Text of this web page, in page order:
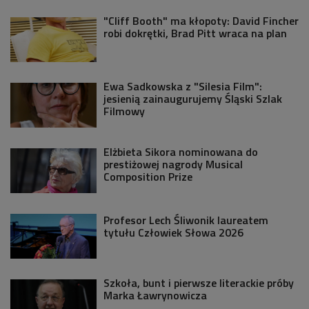
"Cliff Booth" ma kłopoty: David Fincher
robi dokrętki, Brad Pitt wraca na plan
Ewa Sadkowska z "Silesia Film":
jesienią zainaugurujemy Śląski Szlak
Filmowy
Elżbieta Sikora nominowana do
prestiżowej nagrody Musical
Composition Prize
Profesor Lech Śliwonik laureatem
tytułu Człowiek Słowa 2026
Szkoła, bunt i pierwsze literackie próby
Marka Ławrynowicza